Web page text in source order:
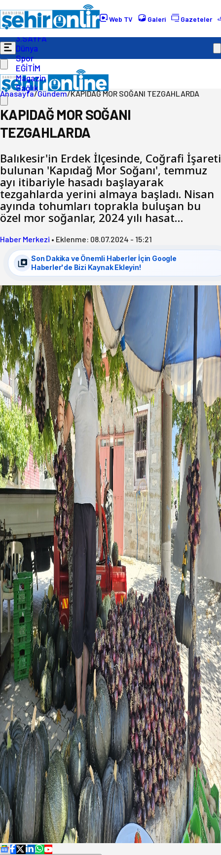
Web TV Galeri Gazeteler
Gündem
Ekonomi
Politika
3.SAYFA
Dünya
Spor
EĞİTİM
Magazin
Sağlık
Anasayfa/Gündem/KAPIDAĞ MOR SOĞANI TEZGAHLARDA
KAPIDAĞ MOR SOĞANI
TEZGAHLARDA
Balıkesir'in Erdek İlçesinde, Coğrafi İşareti
bulunan 'Kapıdağ Mor Soğanı', temmuz
ayı itibariyle hasadı başlayarak
tezgahlarda yerini almaya başladı. Nisan
ayında tohumları toprakla buluşan bu
özel mor soğanlar, 2024 yılı hasat…
Haber Merkezi • Eklenme: 08.07.2024 - 15:21
Son Dakika ve Önemli Haberler İçin Google
Haberler'de Bizi Kaynak Ekleyin!